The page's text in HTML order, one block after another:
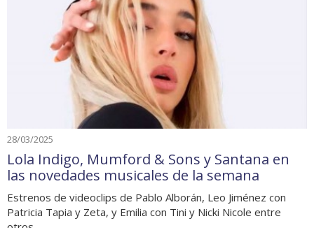
28/03/2025
Lola Indigo, Mumford & Sons y Santana en
las novedades musicales de la semana
Estrenos de videoclips de Pablo Alborán, Leo Jiménez con
Patricia Tapia y Zeta, y Emilia con Tini y Nicki Nicole entre